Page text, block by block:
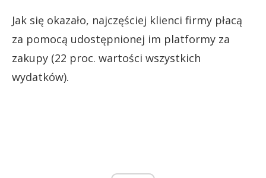
Jak się okazało, najczęściej klienci firmy płacą
za pomocą udostępnionej im platformy za
zakupy (22 proc. wartości wszystkich
wydatków).